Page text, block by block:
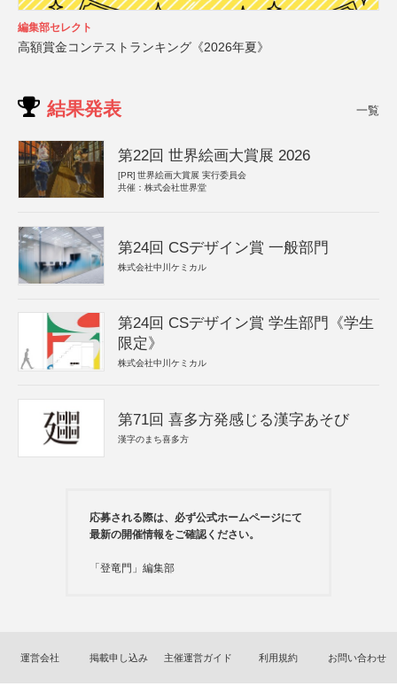
編集部セレクト
高額賞金コンテストランキング《2026年夏》
結果発表 一覧
第22回 世界絵画大賞展 2026
[PR] 世界絵画大賞展 実行委員会
共催：株式会社世界堂
第24回 CSデザイン賞 一般部門
株式会社中川ケミカル
第24回 CSデザイン賞 学生部門《学生
限定》
株式会社中川ケミカル
第71回 喜多方発感じる漢字あそび
漢字のまち喜多方
応募される際は、必ず公式ホームページにて
最新の開催情報をご確認ください。
「登竜門」編集部
運営会社 掲載申し込み 主催運営ガイド 利用規約 お問い合わせ